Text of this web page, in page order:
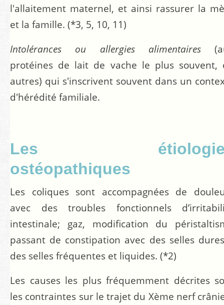
l'allaitement maternel, et ainsi rassurer la
et la famille. (*3, 5, 10, 11)
Intolérances ou allergies alimentaires
protéines de lait de vache le plus souvent,
autres) qui s'inscrivent souvent dans un
d'hérédité familiale.
Les
ostéopathiques
Les coliques sont accompagnées de
avec des troubles fonctionnels
intestinale; gaz, modification du
passant de constipation avec des selles
des selles fréquentes et liquides. (*2)
Les causes les plus fréquemment décrites
les contraintes sur le trajet du Xème nerf